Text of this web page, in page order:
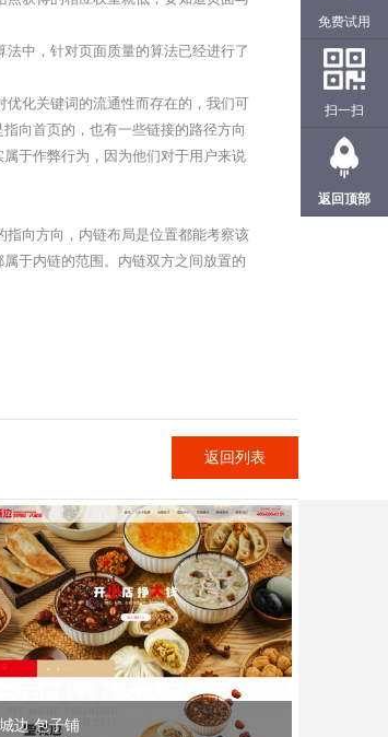
中，针对页面质量的算法已经进行了
化关键词的流通性而存在的，我们可
向首页的，也有一些链接的路径方向
于作弊行为，因为他们对于用户来说
向方向，内链布局是位置都能考察该
于内链的范围。内链双方之间放置的
返回列表
边 包子铺
免费试用
扫一扫
返回顶部